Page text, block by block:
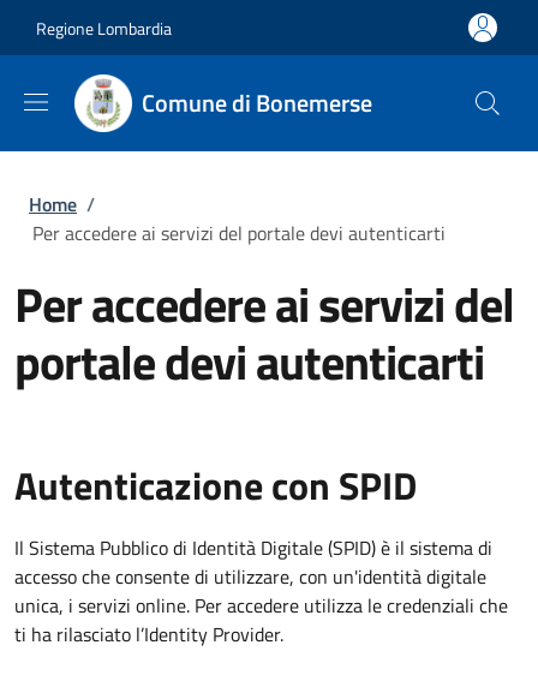
Regione Lombardia
Comune di Bonemerse
Briciole di pane
Home /
Per accedere ai servizi del portale devi autenticarti
Per accedere ai servizi del
portale devi autenticarti
Autenticazione con SPID
Il Sistema Pubblico di Identità Digitale (SPID) è il sistema di
accesso che consente di utilizzare, con un'identità digitale
unica, i servizi online. Per accedere utilizza le credenziali che
ti ha rilasciato l’Identity Provider.